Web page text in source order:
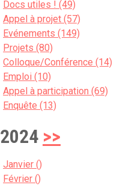
Docs utiles ! (49)
Appel à projet (57)
Evénements (149)
Projets (80)
Colloque/Conférence (14)
Emploi (10)
Appel à participation (69)
Enquête (13)
2024 >>
Janvier ()
Février ()